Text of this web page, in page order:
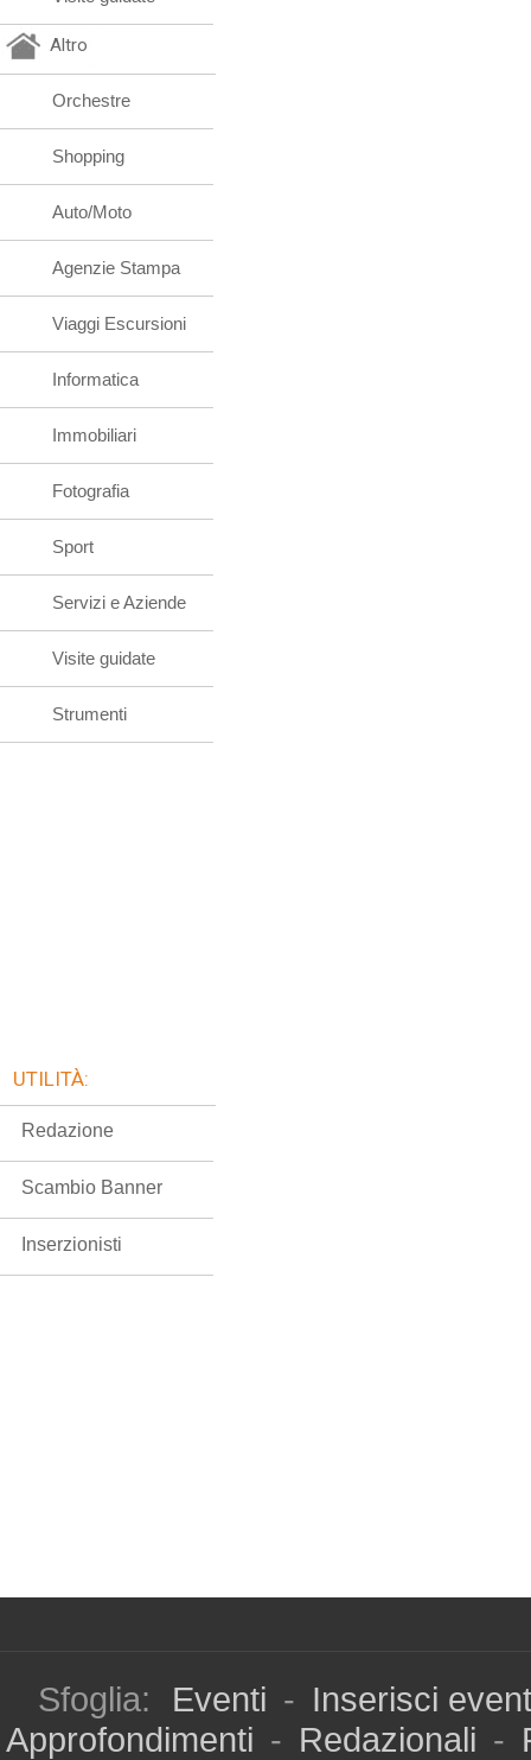
Altro
Orchestre
Shopping
Auto/Moto
Agenzie Stampa
Viaggi Escursioni
Informatica
Immobiliari
Fotografia
Sport
Servizi e Aziende
Visite guidate
Strumenti
UTILITÀ:
Redazione
Scambio Banner
Inserzionisti
Sfoglia: Eventi - Inserisci
Approfondimenti - Redazionali -